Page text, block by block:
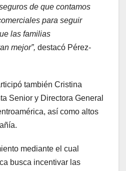
de que contamos
para seguir
las familias
mejor”, destacó Pérez-
también Cristina
Senior y Directora General
así como altos
mediante el cual
busca incentivar las